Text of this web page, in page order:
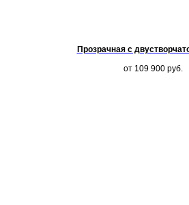
Прозрачная с
от 109 900 руб.